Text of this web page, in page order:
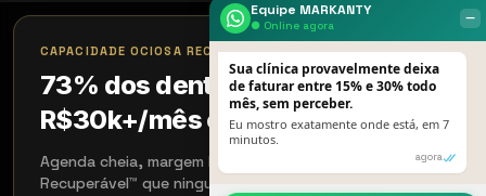
×
CAPACIDADE OCIOSA RECUPERÁVEL™
73% dos dentistas perdem
R$30k+/mês com agenda cheia
Agenda cheia, margem baixa: é Capacidade Ociosa
Recuperável™ que ninguém te mostrou. Vamos medir antes
Equipe MARKANTY
● Online agora ‒
Sua clínica provavelmente deixa
de faturar entre 15% e 30% todo
mês, sem perceber.
Eu mostro exatamente onde está, em 7
minutos.
agora